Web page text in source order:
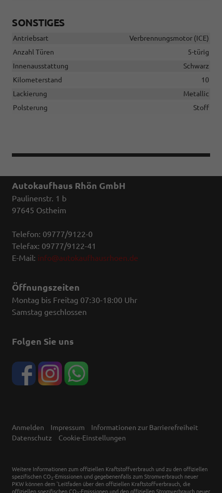
SONSTIGES
Antriebsart
Verbrennungsmotor (ICE)
Anzahl Türen
5-türig
Innenausstattung
Schwarz
Kilometerstand
10
Lackierung
Metallic
Polsterung
Stoff
Autokaufhaus Rhön GmbH
Paulinenstr. 1 b
97645 Ostheim
Telefon: 09777/9122-0
Telefax: 09777/9122-41
E-Mail: info@autokaufhausrhoen.de
Öffnungszeiten
Montag bis Freitag 07:30-18:00 Uhr
Samstag geschlossen
Folgen Sie uns
Anmelden Impressum
Informationen zur Barrierefreiheit
Datenschutz
Cookie-Einstellungen
Weitere Informationen zum offiziellen Kraftstoffverbrauch und zu den offiziellen
spezifischen CO 2-Emissionen und gegebenenfalls zum Stromverbrauch neuer
PKW können dem 'Leitfaden über den offiziellen Kraftstoffverbrauch, die
offiziellen spezifischen CO -Emissionen und den offiziellen Stromverbrauch neuer